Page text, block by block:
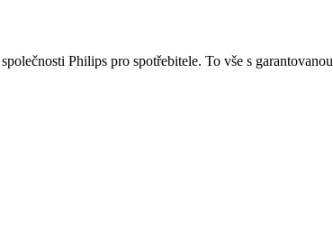
Philips pro spotřebitele. To vše s